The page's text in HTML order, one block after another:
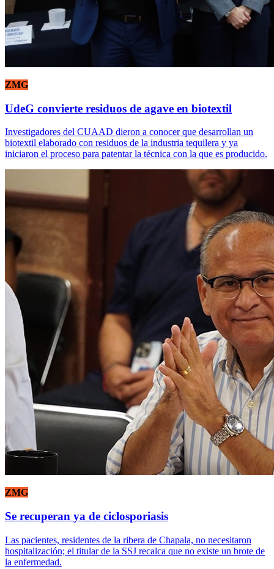
ZMG
UdeG convierte residuos de agave en biotextil
Investigadores del CUAAD dieron a conocer que desarrollan un
biotextil elaborado con residuos de la industria tequilera y ya
iniciaron el proceso para patentar la técnica con la que es producido.
ZMG
Se recuperan ya de ciclosporiasis
Las pacientes, residentes de la ribera de Chapala, no necesitaron
hospitalización; el titular de la SSJ recalca que no existe un brote de
la enfermedad.